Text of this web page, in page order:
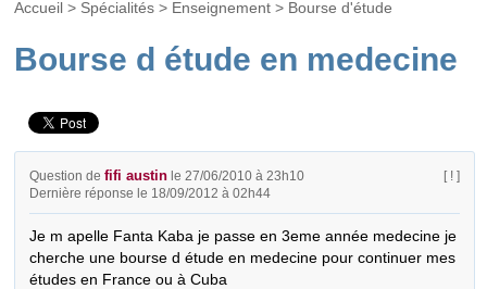
Accueil > Spécialités > Enseignement > Bourse d'étude
Bourse d étude en medecine
Question defifi austin le 27/06/2010 à 23h10
Dernière réponse le 18/09/2012 à 02h44
[ ! ]
Je m apelle Fanta Kaba je passe en 3eme année medecine je
cherche une bourse d étude en medecine pour continuer mes
études en France ou à Cuba